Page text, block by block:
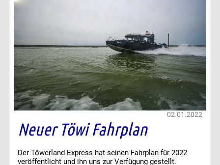
02.01.2022
Neuer Töwi Fahrplan
Der Töwerland Express hat seinen Fahrplan für 2022
veröffentlicht und ihn uns zur Verfügung gestellt.